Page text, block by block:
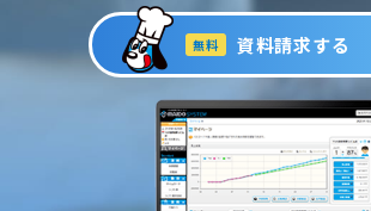
無料 資料請求する